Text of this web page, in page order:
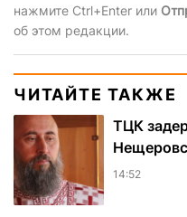
нажмите Ctrl+Enter или
об этом редакции.
ЧИТАЙТЕ ТАКЖЕ
ТЦК
14:52